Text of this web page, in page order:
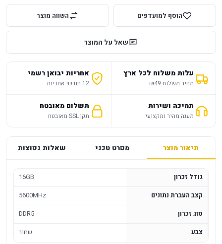
הוסף למועדפים השווה מוצר
שאל על המוצר
עלות משלוח לכל ארץ
מחיר משלוח ₪49
אחריות יבואן רשמי
12 חודשי אחריות
תמיכה ושירות
מענה מהיר ומקצועי
תשלום מאובטח
תקן SSL מאובטח
תיאור מוצר מפרט טכני שאלות נפוצות
גודל זכרון
16GB
קצב העברת נתונים
5600MHz
סוג זכרון
DDR5
צבע
שחור